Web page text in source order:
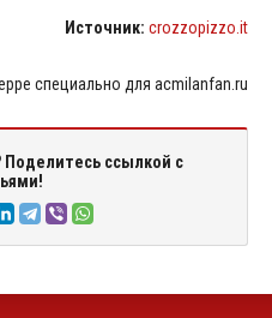
Источник: crozzopizzo.it
специально для acmilanfan.ru
Поделитесь ссылкой с